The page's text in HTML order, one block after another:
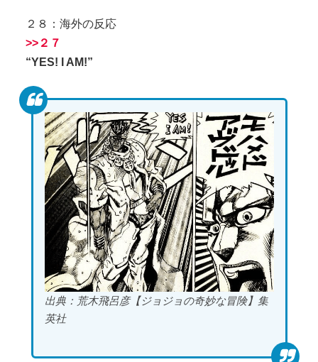
２８：海外の反応
>>２７
“YES! I AM!”
出典：荒木飛呂彦【ジョジョの奇妙な冒険】集
英社